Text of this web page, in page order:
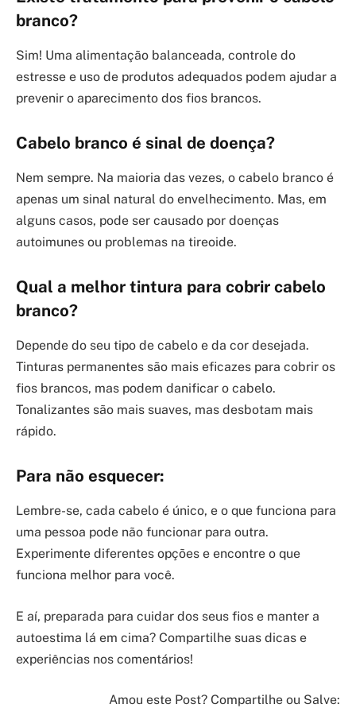
branco?
Sim! Uma alimentação balanceada, controle do
estresse e uso de produtos adequados podem ajudar a
prevenir o aparecimento dos fios brancos.
Cabelo branco é sinal de doença?
Nem sempre. Na maioria das vezes, o cabelo branco é
apenas um sinal natural do envelhecimento. Mas, em
alguns casos, pode ser causado por doenças
autoimunes ou problemas na tireoide.
Qual a melhor tintura para cobrir cabelo
branco?
Depende do seu tipo de cabelo e da cor desejada.
Tinturas permanentes são mais eficazes para cobrir os
fios brancos, mas podem danificar o cabelo.
Tonalizantes são mais suaves, mas desbotam mais
rápido.
Para não esquecer:
Lembre-se, cada cabelo é único, e o que funciona para
uma pessoa pode não funcionar para outra.
Experimente diferentes opções e encontre o que
funciona melhor para você.
E aí, preparada para cuidar dos seus fios e manter a
autoestima lá em cima? Compartilhe suas dicas e
experiências nos comentários!
Amou este Post? Compartilhe ou Salve: